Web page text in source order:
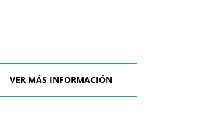
VER MÁS INFORMACIÓN